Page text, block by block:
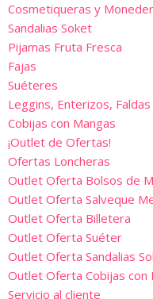
Cosmetiqueras y
Sandalias Soket
Pijamas Fruta Fresca
Fajas
Suéteres
Leggins, Enterizos,
Cobijas con Mangas
¡Outlet de Ofertas!
Ofertas Loncheras
Outlet Oferta Bolsos de
Outlet Oferta Salveque
Outlet Oferta Billetera
Outlet Oferta Suéter
Outlet Oferta Sandalias
Outlet Oferta Cobijas con
Servicio al cliente